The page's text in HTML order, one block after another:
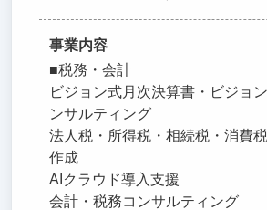
事業内容
■税務・会計
ビジョン式月次決算書・ビジョ
ンサルティング
法人税・所得税・相続税・消費
作成
AIクラウド導入支援
会計・税務コンサルティング